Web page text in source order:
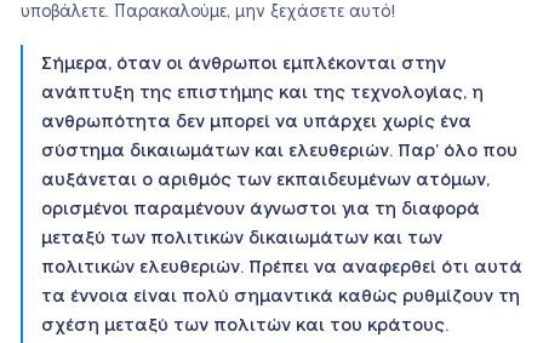
υποβάλετε. Παρακαλούμε, μην ξεχάσετε αυτό!
Σήμερα, όταν οι άνθρωποι εμπλέκονται στην
ανάπτυξη της επιστήμης και της τεχνολογίας, η
ανθρωπότητα δεν μπορεί να υπάρχει χωρίς ένα
σύστημα δικαιωμάτων και ελευθεριών. Παρ’ όλο που
αυξάνεται ο αριθμός των εκπαιδευμένων ατόμων,
ορισμένοι παραμένουν άγνωστοι για τη διαφορά
μεταξύ των πολιτικών δικαιωμάτων και των
πολιτικών ελευθεριών. Πρέπει να αναφερθεί ότι αυτά
τα έννοια είναι πολύ σημαντικά καθώς ρυθμίζουν τη
σχέση μεταξύ των πολιτών και του κράτους.